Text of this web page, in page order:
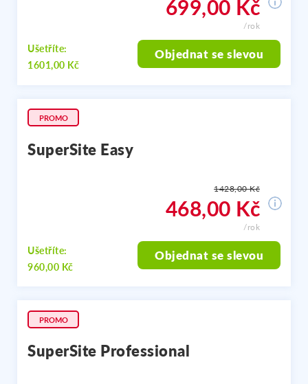
699,00 Kč
/rok
Ušetříte:
1601,00 Kč
Objednat se slevou
PROMO
SuperSite Easy
1428,00 Kč
468,00 Kč
/rok
Ušetříte:
960,00 Kč
Objednat se slevou
PROMO
SuperSite Professional